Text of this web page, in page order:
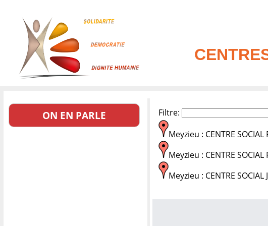
ON EN PARLE Filtre:
Meyzieu : CENTRE SOCIAL
Meyzieu : CENTRE SOCIAL
Meyzieu : CENTRE SOCIAL